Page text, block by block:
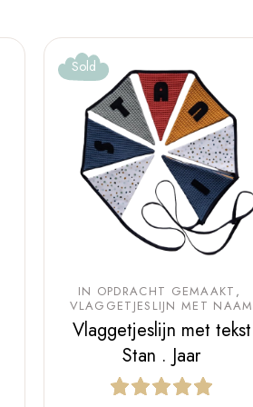
Sold
IN OPDRACHT GEMAAKT
VLAGGETJESLIJN MET NAAM
Vlaggetjeslijn met tekst
Stan . Jaar